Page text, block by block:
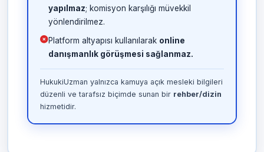
yapılmaz; komisyon karşılığı müvekkil
yönlendirilmez.
Platform altyapısı kullanılarak online
danışmanlık görüşmesi sağlanmaz.
HukukiUzman yalnızca kamuya açık mesleki bilgileri
düzenli ve tarafsız biçimde sunan bir rehber/dizin
hizmetidir.